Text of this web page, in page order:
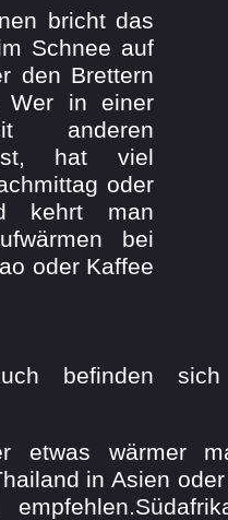
bricht das
Schnee auf
den Brettern
Wer in einer
anderen
ist, hat viel
oder
kehrt man
bei
oder Kaffee
befinden
etwas wärmer
in Asien